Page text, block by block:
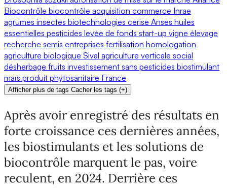
Biocontrôle biocontrôle acquisition commerce Inrae
agrumes insectes biotechnologies cerise Anses huiles
essentielles pesticides levée de fonds start-up vigne élevage
recherche semis entreprises fertilisation homologation
agriculture biologique Sival agriculture verticale social
désherbage fruits investissement sans pesticides biostimulant
maïs produit phytosanitaire France
Afficher plus de tags Cacher les tags (+)
Après avoir enregistré des résultats en
forte croissance ces dernières années,
les biostimulants et les solutions de
biocontrôle marquent le pas, voire
reculent, en 2024. Derrière ces